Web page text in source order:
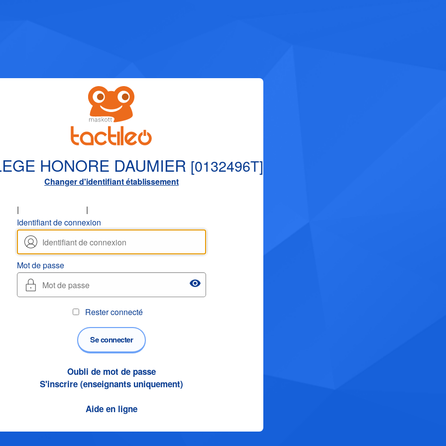
HONORE DAUMIER [0132496T]
Changer d'identifiant établissement
| |
Identifiant de connexion
Mot de passe
visibility
Rester connecté
Se connecter
Oubli de mot de passe
S'inscrire (enseignants uniquement)
Aide en ligne